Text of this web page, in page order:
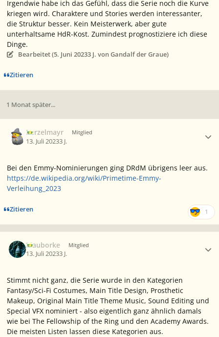
Irgendwie habe ich das Gefühl, dass die Serie noch die Kurve
kriegen wird. Charaktere und Stories werden interessanter,
die Struktur besser. Kein Meisterwerk, aber gute
unterhaltsame HdR-Kost. Zumindest prognostiziere ich diese
Dinge.
Bearbeitet (5. Juni 20233 J. von Gandalf der Graue)
Zitieren
1 Monat später...
Berzelmayr Mitglied
13. Juli 20233 J.
Bei den Emmy-Nominierungen ging DRdM übrigens leer aus.
https://de.wikipedia.org/wiki/Primetime-Emmy-
Verleihung_2023
Zitieren 1
Blauborke Mitglied
13. Juli 20233 J.
Stimmt nicht ganz, die Serie wurde in den Kategorien
Fantasy/Sci-Fi Costumes, Main Title Design, Prosthetic
Makeup, Original Main Title Theme Music, Sound Editing und
Special VFX nominiert - also eigentlich ganz ähnlich damals
wie bei The Fellowship of the Ring und den Academy Awards.
Die meisten Listen lassen diese Kategorien aus.